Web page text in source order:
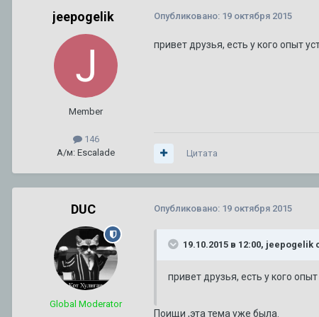
Автор:A446MO,24 июня 2011 вEscalade III 2006 — 2014
Сгорела коробка на 280000км. Как предотвратить в
Автор: zelevsky23 29 июня
2005 (и ещё 2)
jeepogelik
Member
146
А/м: Escalade
Опубликовано: 19 октября 2015
привет друзья, есть у кого опыт
Цитата
DUC
Global Moderator
Опубликовано: 19 октября 2015
19.10.2015 в 12:00, jeepogelik
привет друзья, есть у кого
Поищи ,эта тема уже была.